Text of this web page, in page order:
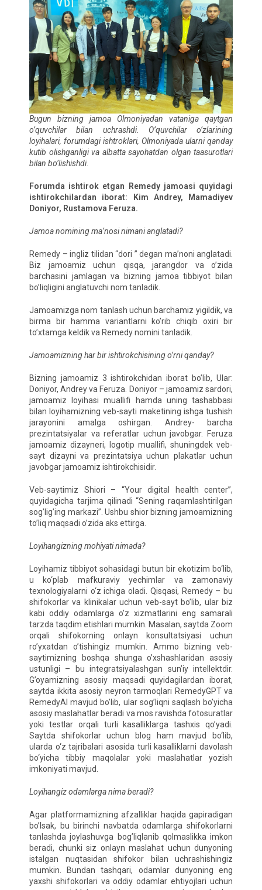
Bugun bizning jamoa Olmoniyadan vataniga qaytgan
o’quvchilar bilan uchrashdi. O’quvchilar o’zlarining
loyihalari, forumdagi ishtroklari, Olmoniyada ularni qanday
kutib olishganligi va albatta sayohatdan olgan taasurotlari
bilan bo’lishishdi.
Forumda ishtirok etgan Remedy jamoasi quyidagi
ishtirokchilardan iborat: Kim Andrey, Mamadiyev
Doniyor, Rustamova Feruza.
Jamoa nomining ma’nosi nimani anglatadi?
Remedy – ingliz tilidan “dori ” degan ma’noni anglatadi.
Biz jamoamiz uchun qisqa, jarangdor va o’zida
barchasini jamlagan va bizning jamoa tibbiyot bilan
bo’liqligini anglatuvchi nom tanladik.
Jamoamizga nom tanlash uchun barchamiz yigildik, va
birma bir hamma variantlarni ko’rib chiqib oxiri bir
to’xtamga keldik va Remedy nomini tanladik.
Jamoamizning har bir ishtirokchisining o’rni qanday?
Bizning jamoamiz 3 ishtirokchidan iborat bo’lib, Ular:
Doniyor, Andrey va Feruza. Doniyor – jamoamiz sardori,
jamoamiz loyihasi muallifi hamda uning tashabbasi
bilan loyihamizning veb-sayti maketining ishga tushish
jarayonini amalga oshirgan. Andrey- barcha
prezintatsiyalar va referatlar uchun javobgar. Feruza
jamoamiz dizayneri, logotip muallifi, shuningdek veb-
sayt dizayni va prezintatsiya uchun plakatlar uchun
javobgar jamoamiz ishtirokchisidir.
Veb-saytimiz Shiori – “Your digital health center”,
quyidagicha tarjima qilinadi “Sening raqamlashtirilgan
sog’lig’ing markazi”. Ushbu shior bizning jamoamizning
to’liq maqsadi o’zida aks ettirga.
Loyihangizning mohiyati nimada?
Loyihamiz tibbiyot sohasidagi butun bir ekotizim bo‘lib,
u ko‘plab mafkuraviy yechimlar va zamonaviy
texnologiyalarni o‘z ichiga oladi. Qisqasi, Remedy – bu
shifokorlar va klinikalar uchun veb-sayt bo’lib, ular biz
kabi oddiy odamlarga o’z xizmatlarini eng samarali
tarzda taqdim etishlari mumkin. Masalan, saytda Zoom
orqali shifokorning onlayn konsultatsiyasi uchun
ro’yxatdan o’tishingiz mumkin. Ammo bizning veb-
saytimizning boshqa shunga o’xshashlaridan asosiy
ustunligi – bu integratsiyalashgan sun’iy intellektdir.
G’oyamizning asosiy maqsadi quyidagilardan iborat,
saytda ikkita asosiy neyron tarmoqlari RemedyGPT va
RemedyAI mavjud bo’lib, ular sog’liqni saqlash bo’yicha
asosiy maslahatlar beradi va mos ravishda fotosuratlar
yoki testlar orqali turli kasalliklarga tashxis qo’yadi.
Saytda shifokorlar uchun blog ham mavjud bo‘lib,
ularda o‘z tajribalari asosida turli kasalliklarni davolash
bo‘yicha tibbiy maqolalar yoki maslahatlar yozish
imkoniyati mavjud.
Loyihangiz odamlarga nima beradi?
Agar platformamizning afzalliklar haqida gapiradigan
bo’lsak, bu birinchi navbatda odamlarga shifokorlarni
tanlashda joylashuvga bog’liqlanib qolmaslikka imkon
beradi, chunki siz onlayn maslahat uchun dunyoning
istalgan nuqtasidan shifokor bilan uchrashishingiz
mumkin. Bundan tashqari, odamlar dunyoning eng
yaxshi shifokorlari va oddiy odamlar ehtiyojlari uchun